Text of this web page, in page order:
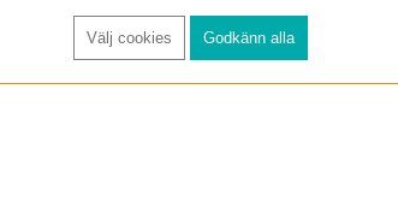
Välj cookies Godkänn alla